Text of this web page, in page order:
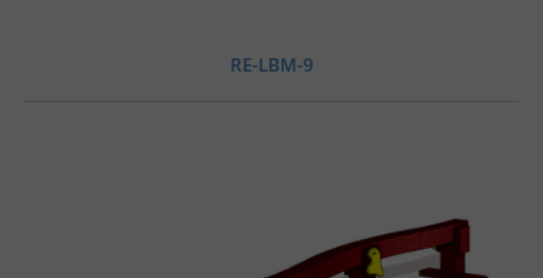
RE-LBM-9